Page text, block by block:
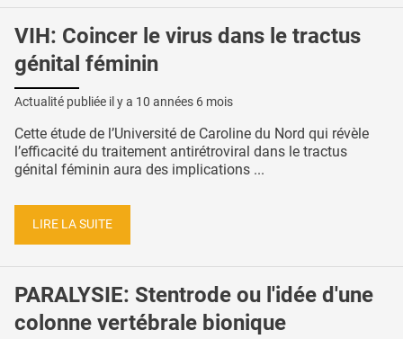
VIH: Coincer le virus dans le tractus
génital féminin
Actualité publiée il y a 10 années 6 mois
Cette étude de l’Université de Caroline du Nord qui révèle
l’efficacité du traitement antirétroviral dans le tractus
génital féminin aura des implications ...
LIRE LA SUITE
PARALYSIE: Stentrode ou l'idée d'une
colonne vertébrale bionique